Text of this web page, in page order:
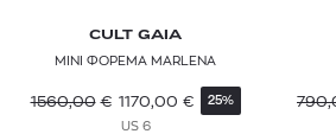
CULT GAIA
ΜΙΝΙ ΦΟΡΕΜΑ MARLENA
1560,00 € 1170,00 € 25%
US 6